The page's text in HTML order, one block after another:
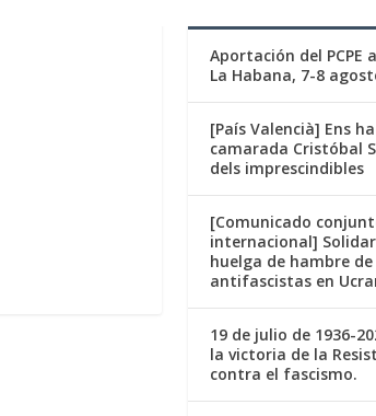
Aportación del PCPE
La Habana, 7-8
[País Valencià] Ens
camarada Cristóbal
dels imprescindibles
[Comunicado
internacional]
huelga de hambre
antifascistas en
19 de julio de 1936-
la victoria de la
contra el fascismo.